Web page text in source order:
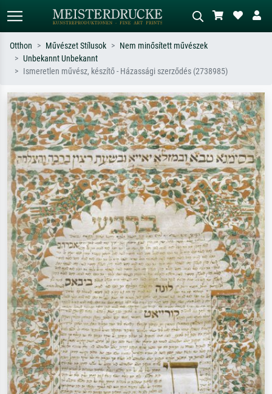
Alap keresés MI-képkereső
szerint – pl. Monet, Csillagos éj,
impresszionizmus, Hokusai-hullám,
akt.
piros absztrakt, sötét olajkép, álló akt
egy fa mellett.
Otthon Művészet Stílusok
Nem minősített művészek
Unbekannt Unbekannt
Ismeretlen művész, készítő - Házassági szerződés (2738985)